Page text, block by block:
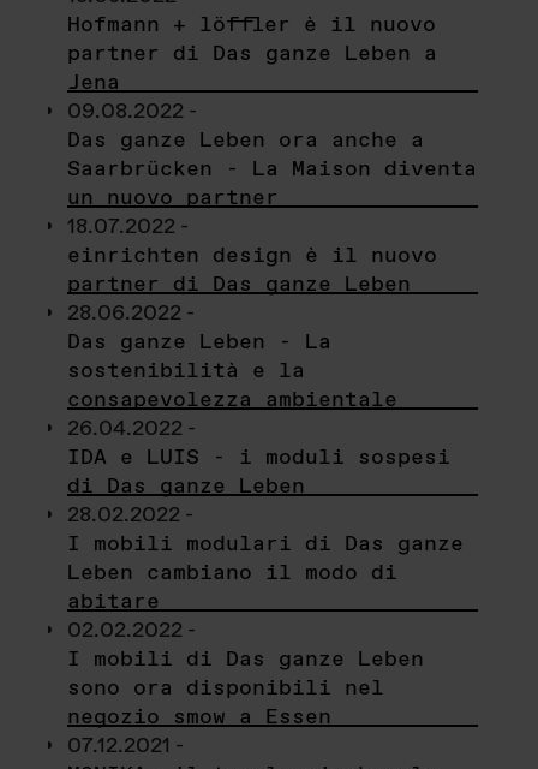
Hofmann + löffler è il nuovo
partner di Das ganze Leben a
Jena
09.08.2022 -
Das ganze Leben ora anche a
Saarbrücken - La Maison diventa
un nuovo partner
18.07.2022 -
einrichten design è il nuovo
partner di Das ganze Leben
28.06.2022 -
Das ganze Leben - La
sostenibilità e la
consapevolezza ambientale
26.04.2022 -
IDA e LUIS - i moduli sospesi
di Das ganze Leben
28.02.2022 -
I mobili modulari di Das ganze
Leben cambiano il modo di
abitare
02.02.2022 -
I mobili di Das ganze Leben
sono ora disponibili nel
negozio smow a Essen
07.12.2021 -